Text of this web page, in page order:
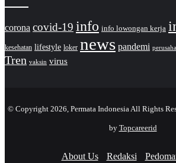
corona covid-19 info info lowongan kerja
kesehatan lifestyle loker news pandemi
Tren vaksin virus
© Copyright 2026, Permata Indonesia All Rights
by Topcareerid
About Us Redaksi